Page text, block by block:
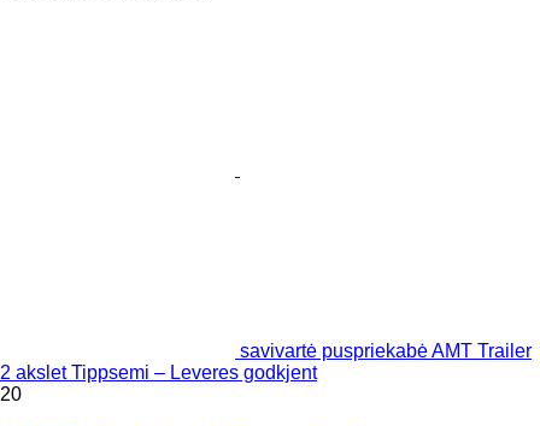
savivartė puspriekabė AMT Trailer
2 akslet Tippsemi – Leveres godkjent
20